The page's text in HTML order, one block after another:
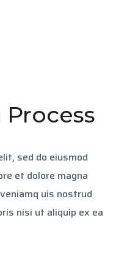
sed do eiusmod
et dolore magna
uis nostrud
nisi ut aliquip ex ea